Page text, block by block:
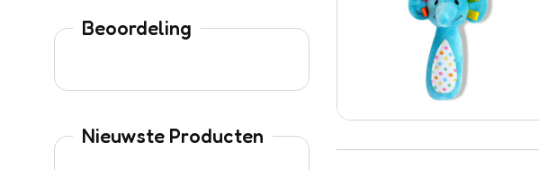
Beoordeling
Nieuwste Producten